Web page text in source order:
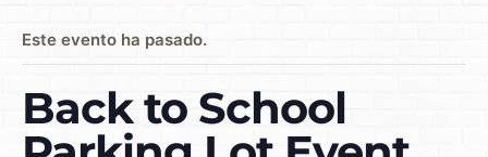
Este evento ha pasado.
Back to School